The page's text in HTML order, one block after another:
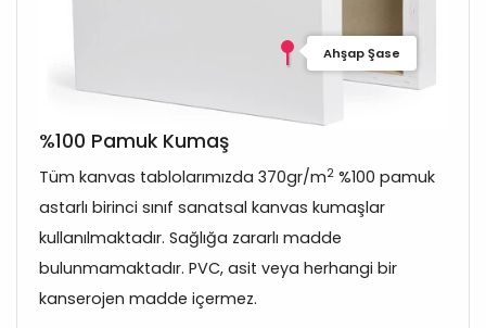
Ahşap Şase
%100 Pamuk Kumaş
Tüm kanvas tablolarımızda 370gr/m2 %100 pamuk
astarlı birinci sınıf sanatsal kanvas kumaşlar
kullanılmaktadır. Sağlığa zararlı madde
bulunmamaktadır. PVC, asit veya herhangi bir
kanserojen madde içermez.